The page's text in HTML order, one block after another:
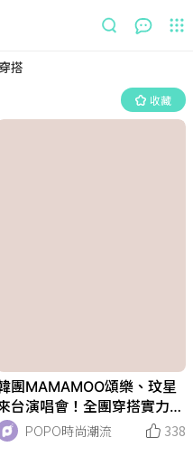
搭
收藏
收藏
團MAMAMOO頌樂、玟星
台演唱會！全團穿搭實力都
堅強、四人四色私服一次公
開！
POPO時尚潮流 338